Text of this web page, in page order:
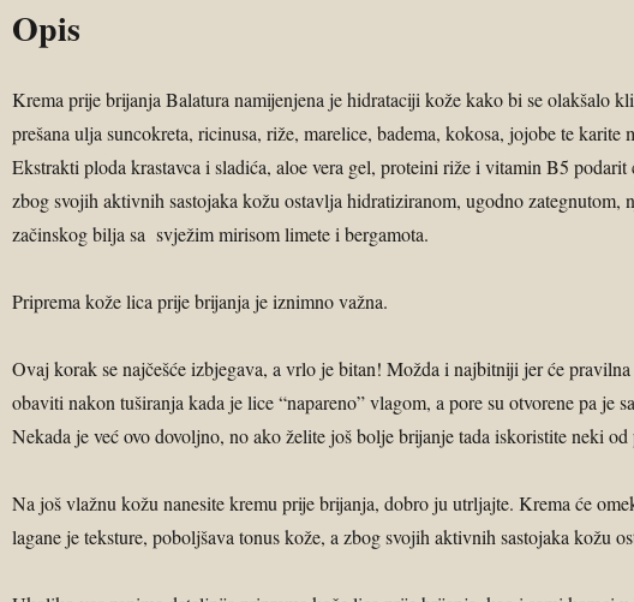
Opis
Krema prije brijanja Balatura namijenjena je hidrataciji kože kako bi se olakšalo
prešana ulja suncokreta, ricinusa, riže, marelice, badema, kokosa, jojobe te
Ekstrakti ploda krastavca i sladića, aloe vera gel, proteini riže i vitamin B5
zbog svojih aktivnih sastojaka kožu ostavlja hidratiziranom, ugodno
začinskog bilja sa svježim mirisom limete i bergamota.
Priprema kože lica prije brijanja je iznimno važna.
Ovaj korak se najčešće izbjegava, a vrlo je bitan! Možda i najbitniji jer će
obaviti nakon tuširanja kada je lice “napareno” vlagom, a pore su otvorene pa
Nekada je već ovo dovoljno, no ako želite još bolje brijanje tada iskoristite neki
Na još vlažnu kožu nanesite kremu prije brijanja, dobro ju utrljajte. Krema će
lagane je teksture, poboljšava tonus kože, a zbog svojih aktivnih sastojaka kožu